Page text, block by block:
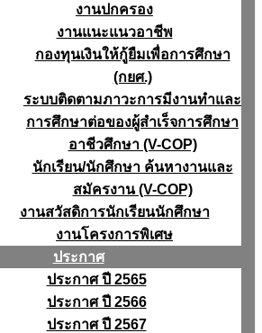
งานปกครอง
งานแนะแนวอาชีพ
กองทุนเงินให้กู้ยืมเพื่อการศึกษา
(กยศ.)
ระบบติดตามภาวะการมีงานทำและ
การศึกษาต่อของผู้สำเร็จการศึกษา
อาชีวศึกษา (V-COP)
นักเรียน/นักศึกษา ค้นหางานและ
สมัครงาน (V-COP)
งานสวัสดิการนักเรียนนักศึกษา
งานโครงการพิเศษ
ประกาศ
ประกาศ ปี 2565
ประกาศ ปี 2566
ประกาศ ปี 2567